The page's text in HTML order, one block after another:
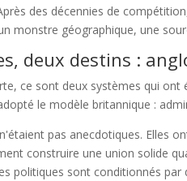
des décennies de
monstre géographique, une
deux destins :
ce sont deux systèmes qui
le modèle britannique :
pas anecdotiques. Elles
construire une union solide
politiques sont conditionnés